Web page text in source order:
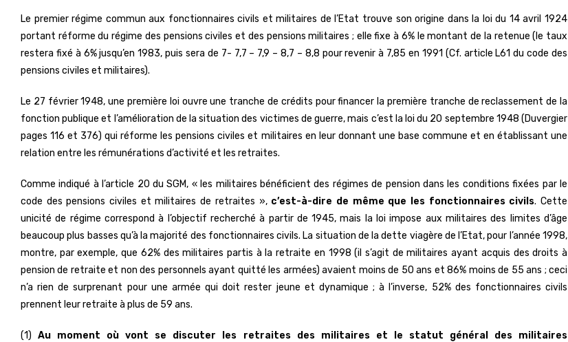
Le premier régime commun aux fonctionnaires civils et militaires de l’Etat trouve son origine dans la loi du 14 avril 1924
portant réforme du régime des pensions civiles et des pensions militaires ; elle fixe à 6% le montant de la retenue (le taux
restera fixé à 6% jusqu’en 1983, puis sera de 7- 7,7 – 7,9 – 8,7 – 8,8 pour revenir à 7,85 en 1991 (Cf. article L61 du code des
pensions civiles et militaires).
Le 27 février 1948, une première loi ouvre une tranche de crédits pour financer la première tranche de reclassement de la
fonction publique et l’amélioration de la situation des victimes de guerre, mais c’est la loi du 20 septembre 1948 (Duvergier
pages 116 et 376) qui réforme les pensions civiles et militaires en leur donnant une base commune et en établissant une
relation entre les rémunérations d’activité et les retraites.
Comme indiqué à l’article 20 du SGM, « les militaires bénéficient des régimes de pension dans les conditions fixées par le
code des pensions civiles et militaires de retraites », c’est-à-dire de même que les fonctionnaires civils. Cette
unicité de régime correspond à l’objectif recherché à partir de 1945, mais la loi impose aux militaires des limites d’âge
beaucoup plus basses qu’à la majorité des fonctionnaires civils. La situation de la dette viagère de l’Etat, pour l’année 1998,
montre, par exemple, que 62% des militaires partis à la retraite en 1998 (il s’agit de militaires ayant acquis des droits à
pension de retraite et non des personnels ayant quitté les armées) avaient moins de 50 ans et 86% moins de 55 ans ; ceci
n’a rien de surprenant pour une armée qui doit rester jeune et dynamique ; à l’inverse, 52% des fonctionnaires civils
prennent leur retraite à plus de 59 ans.
(1)Au moment où vont se discuter les retraites des militaires et le statut général des militaires